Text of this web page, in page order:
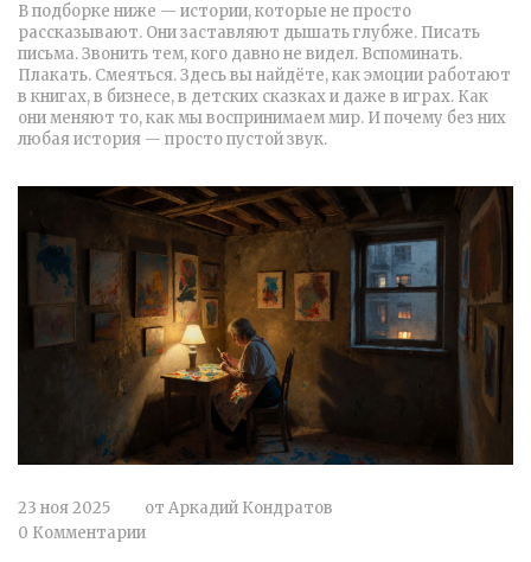
В подборке ниже — истории, которые не просто
рассказывают. Они заставляют дышать глубже. Писать
письма. Звонить тем, кого давно не видел. Вспоминать.
Плакать. Смеяться. Здесь вы найдёте, как эмоции работают
в книгах, в бизнесе, в детских сказках и даже в играх. Как
они меняют то, как мы воспринимаем мир. И почему без них
любая история — просто пустой звук.
23 ноя 2025 от Аркадий Кондратов
0 Комментарии